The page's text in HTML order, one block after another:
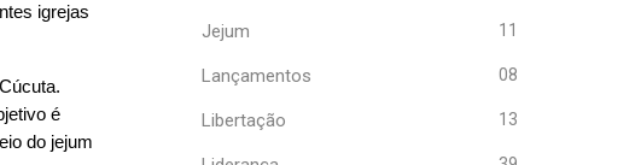
igrejas
é
do jejum
Jejum 11
Lançamentos 08
Libertação 13